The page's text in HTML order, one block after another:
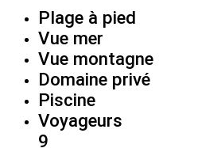
Plage à pied
Vue mer
Vue montagne
Domaine privé
Piscine
Voyageurs
9